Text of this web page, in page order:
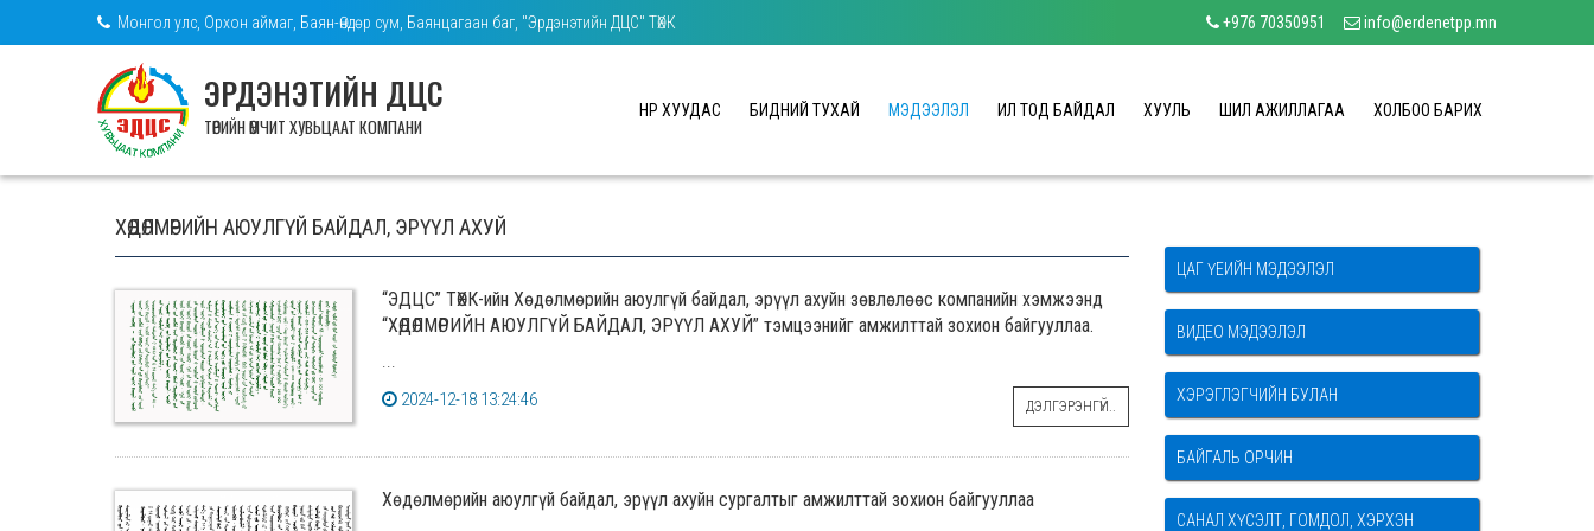
Монгол улс, Орхон аймаг, Баян-Өндөр сум, Баянцагаан баг, "Эрдэнэтийн ДЦС" ТӨХК +976 70350951 info@erdenetpp.mn
ЭРДЭНЭТИЙН ДЦС
ТӨРИЙН ӨМЧИТ ХУВЬЦААТ КОМПАНИ
НҮҮР ХУУДАС БИДНИЙ ТУХАЙ МЭДЭЭЛЭЛ ИЛ ТОД БАЙДАЛ ХУУЛЬ ШИЛ АЖИЛЛАГАА ХОЛБОО БАРИХ
ХӨДӨЛМӨРИЙН АЮУЛГҮЙ БАЙДАЛ, ЭРҮҮЛ АХУЙ
“ЭДЦС” ТӨХК-ийн Хөдөлмөрийн аюулгүй байдал, эрүүл ахуйн зөвлөлөөс компанийн хэмжээнд
“ХӨДӨЛМӨРИЙН АЮУЛГҮЙ БАЙДАЛ, ЭРҮҮЛ АХУЙ” тэмцээнийг амжилттай зохион байгууллаа.
...
2024-12-18 13:24:46
ДЭЛГЭРЭНГҮЙ..
Хөдөлмөрийн аюулгүй байдал, эрүүл ахуйн сургалтыг амжилттай зохион байгууллаа
ЦАГ ҮЕИЙН МЭДЭЭЛЭЛ
ВИДЕО МЭДЭЭЛЭЛ
ХЭРЭГЛЭГЧИЙН БУЛАН
БАЙГАЛЬ ОРЧИН
САНАЛ ХҮСЭЛТ, ГОМДОЛ, ХЭРХЭН